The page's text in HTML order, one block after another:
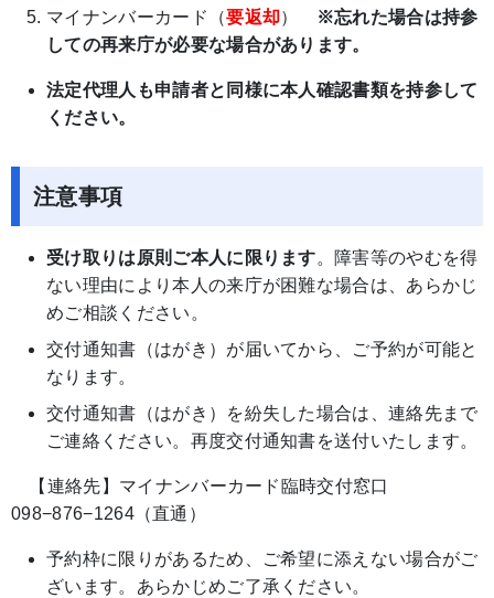
マイナンバーカード（要返却）
※忘れた場合は持参
しての再来庁が必要な場合があります。
法定代理人も申請者と同様に本人確認書類を持参して
ください。
注意事項
受け取りは原則ご本人に限ります。障害等のやむを得
ない理由により本人の来庁が困難な場合は、あらかじ
めご相談ください。
交付通知書（はがき）が届いてから、ご予約が可能と
なります。
交付通知書（はがき）を紛失した場合は、連絡先まで
ご連絡ください。再度交付通知書を送付いたします。
【連絡先】マイナンバーカード臨時交付窓口
098−876−1264（直通）
予約枠に限りがあるため、ご希望に添えない場合がご
ざいます。あらかじめご了承ください。